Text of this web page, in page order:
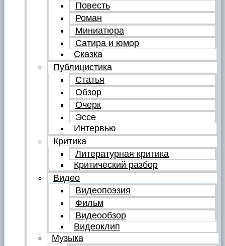
Повесть
Роман
Миниатюра
Сатира и юмор
Сказка
Публицистика
Статья
Обзор
Очерк
Эссе
Интервью
Критика
Литературная критика
Критический разбор
Видео
Видеопоэзия
Фильм
Видеообзор
Видеоклип
Музыка